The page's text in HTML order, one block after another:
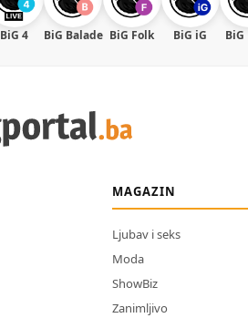
BiG 4 BiG Balade BiG Folk BiG iG BiG
MAGAZIN
Ljubav i seks
Moda
ShowBiz
Zanimljivo